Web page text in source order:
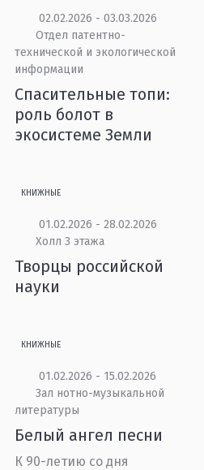
02.02.2026 - 03.03.2026
Отдел патентно-
технической и экологической
информации
Спасительные топи:
роль болот в
экосистеме Земли
КНИЖНЫЕ
01.02.2026 - 28.02.2026
Холл 3 этажа
Творцы российской
науки
КНИЖНЫЕ
01.02.2026 - 15.02.2026
Зал нотно-музыкальной
литературы
Белый ангел песни
К 90-летию со дня